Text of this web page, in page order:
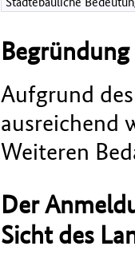
Aufgrund
ausreichend
Weiteren
Der
Sicht des